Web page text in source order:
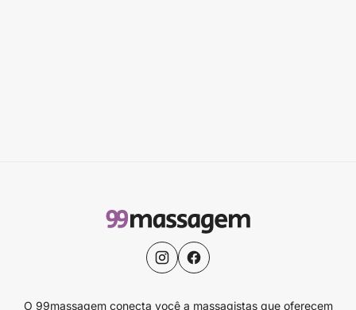
O 99massagem conecta você a massagistas que oferecem